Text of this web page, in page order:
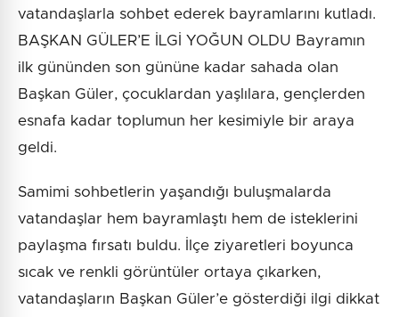
vatandaşlarla sohbet ederek bayramlarını kutladı.
BAŞKAN GÜLER’E İLGİ YOĞUN OLDU Bayramın
ilk gününden son gününe kadar sahada olan
Başkan Güler, çocuklardan yaşlılara, gençlerden
esnafa kadar toplumun her kesimiyle bir araya
geldi.
Samimi sohbetlerin yaşandığı buluşmalarda
vatandaşlar hem bayramlaştı hem de isteklerini
paylaşma fırsatı buldu. İlçe ziyaretleri boyunca
sıcak ve renkli görüntüler ortaya çıkarken,
vatandaşların Başkan Güler’e gösterdiği ilgi dikkat